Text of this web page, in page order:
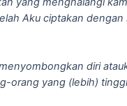
Aku ciptakan
diri
orang yang (lebih)